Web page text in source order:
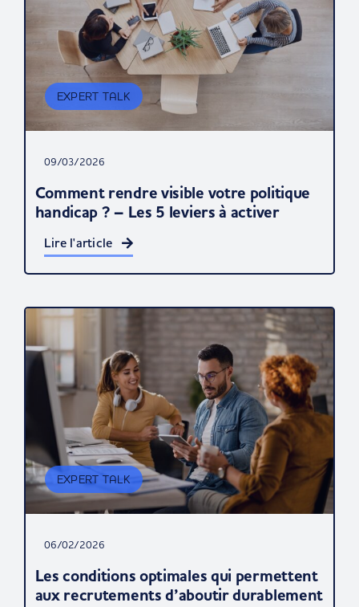
EXPERT TALK
09/03/2026
Comment rendre visible votre politique
handicap ? – Les 5 leviers à activer
Lire l'article
EXPERT TALK
06/02/2026
Les conditions optimales qui permettent
aux recrutements d’aboutir durablement